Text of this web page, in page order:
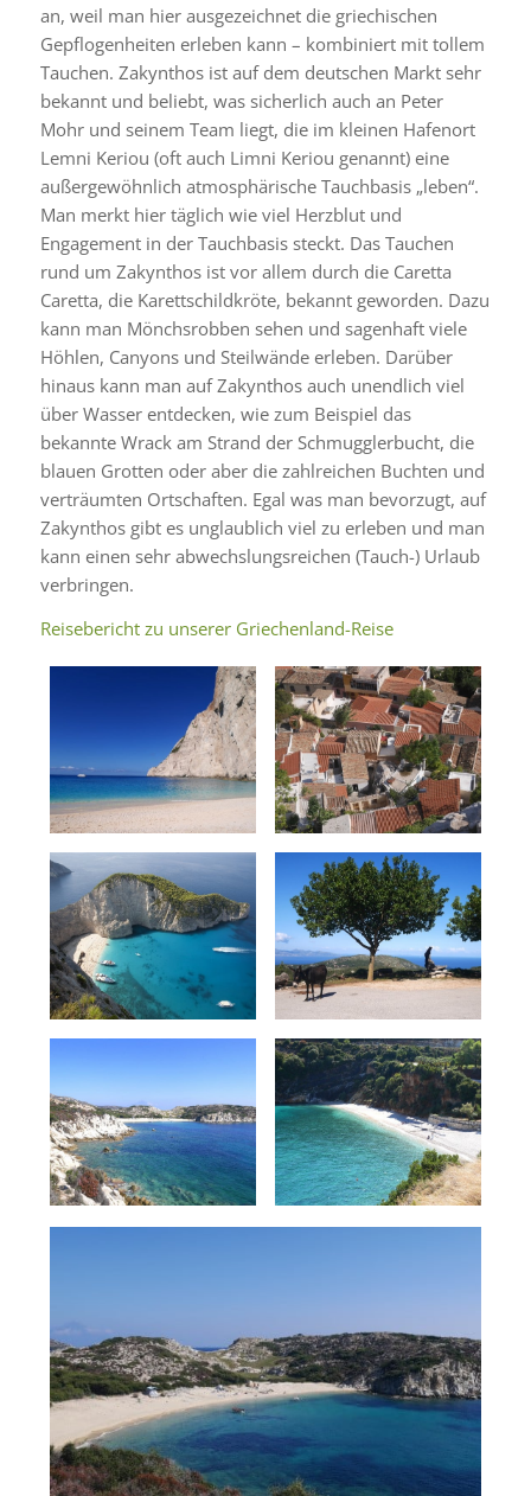
an, weil man hier ausgezeichnet die griechischen
Gepflogenheiten erleben kann – kombiniert mit tollem
Tauchen. Zakynthos ist auf dem deutschen Markt sehr
bekannt und beliebt, was sicherlich auch an Peter
Mohr und seinem Team liegt, die im kleinen Hafenort
Lemni Keriou (oft auch Limni Keriou genannt) eine
außergewöhnlich atmosphärische Tauchbasis „leben“.
Man merkt hier täglich wie viel Herzblut und
Engagement in der Tauchbasis steckt. Das Tauchen
rund um Zakynthos ist vor allem durch die Caretta
Caretta, die Karettschildkröte, bekannt geworden. Dazu
kann man Mönchsrobben sehen und sagenhaft viele
Höhlen, Canyons und Steilwände erleben. Darüber
hinaus kann man auf Zakynthos auch unendlich viel
über Wasser entdecken, wie zum Beispiel das
bekannte Wrack am Strand der Schmugglerbucht, die
blauen Grotten oder aber die zahlreichen Buchten und
verträumten Ortschaften. Egal was man bevorzugt, auf
Zakynthos gibt es unglaublich viel zu erleben und man
kann einen sehr abwechslungsreichen (Tauch-) Urlaub
verbringen.
Reisebericht zu unserer Griechenland-Reise